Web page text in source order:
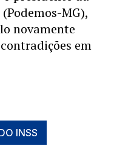
MG),
novamente
em
INSS